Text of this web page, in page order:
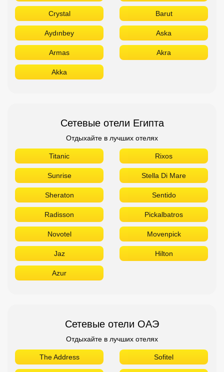
Crystal Barut
Aydınbey Aska
Armas Akra
Akka
Сетевые отели Египта
Отдыхайте в лучших отелях
Titanic Rixos
Sunrise Stella Di Mare
Sheraton Sentido
Radisson Pickalbatros
Novotel Movenpick
Jaz Hilton
Azur
Сетевые отели ОАЭ
Отдыхайте в лучших отелях
The Address Sofitel